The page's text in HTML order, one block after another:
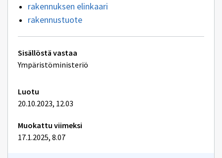
rakennuksen elinkaari
rakennustuote
Tekniset
lisätiedot
Sisällöstä vastaa
Ympäristöministeriö
Luotu
20.10.2023, 12.03
Muokattu viimeksi
17.1.2025, 8.07